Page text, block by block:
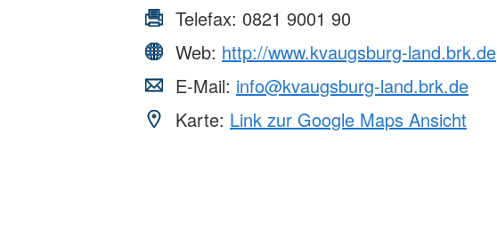
Telefax: 0821 9001 90
Web: http://www.kvaugsburg-land.brk.de
E-Mail: info@kvaugsburg-land.brk.de
Karte: Link zur Google Maps Ansicht